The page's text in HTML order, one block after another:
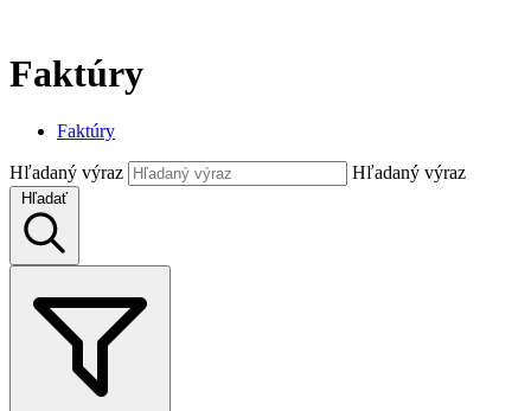
Faktúry
Faktúry
Hľadaný výraz Hľadaný výraz
Hľadať